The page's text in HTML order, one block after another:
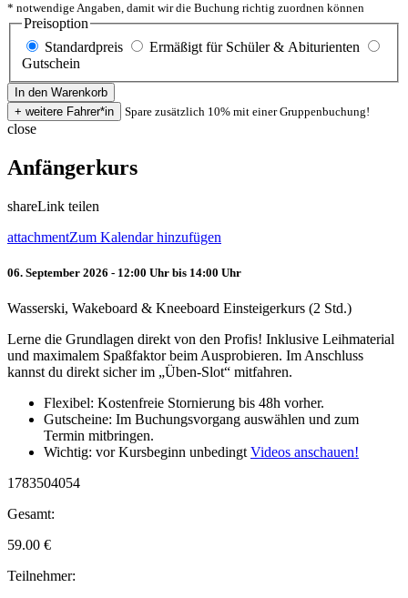
* notwendige Angaben, damit wir die Buchung richtig zuordnen können
Preisoption
Standardpreis
Ermäßigt für Schüler & Abiturienten
Gutschein
Spare zusätzlich 10% mit einer Gruppenbuchung!
close
Anfängerkurs
shareLink teilen
attachmentZum Kalendar hinzufügen
06. September 2026 - 12:00 Uhr bis 14:00 Uhr
Wasserski, Wakeboard & Kneeboard Einsteigerkurs (2 Std.)
Lerne die Grundlagen direkt von den Profis! Inklusive Leihmaterial
und maximalem Spaßfaktor beim Ausprobieren. Im Anschluss
kannst du direkt sicher im „Üben-Slot“ mitfahren.
Flexibel: Kostenfreie Stornierung bis 48h vorher.
Gutscheine: Im Buchungsvorgang auswählen und zum
Termin mitbringen.
Wichtig: vor Kursbeginn unbedingt Videos anschauen!
1783504054
Gesamt:
59.00 €
Teilnehmer: